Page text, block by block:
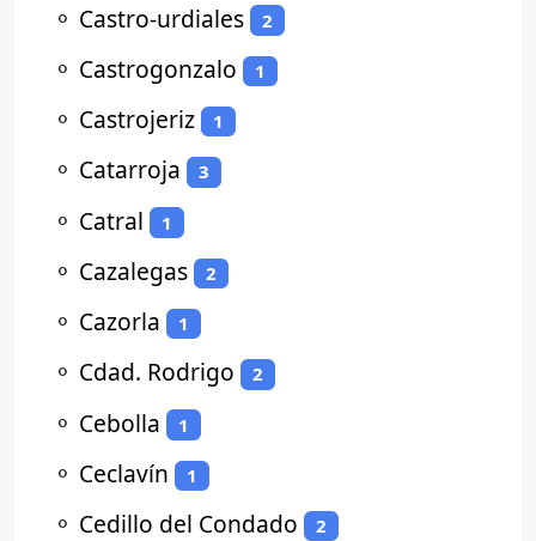
⚬ Castro-urdiales 2
⚬ Castrogonzalo 1
⚬ Castrojeriz 1
⚬ Catarroja 3
⚬ Catral 1
⚬ Cazalegas 2
⚬ Cazorla 1
⚬ Cdad. Rodrigo 2
⚬ Cebolla 1
⚬ Ceclavín 1
⚬ Cedillo del Condado 2